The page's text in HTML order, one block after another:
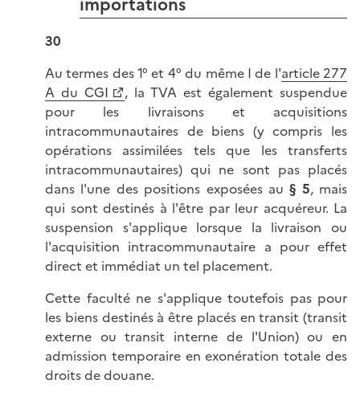
30
Au termes des 1° et 4° du même I de l'article 277
A du CGI
, la TVA est également suspendue
pour les livraisons et acquisitions
intracommunautaires de biens (y compris les
opérations assimilées tels que les transferts
intracommunautaires) qui ne sont pas placés
dans l'une des positions exposées au§ 5, mais
qui sont destinés à l'être par leur acquéreur. La
suspension s'applique lorsque la livraison ou
l'acquisition intracommunautaire a pour effet
direct et immédiat un tel placement.
Cette faculté ne s'applique toutefois pas pour
les biens destinés à être placés en transit (transit
externe ou transit interne de l'Union) ou en
admission temporaire en exonération totale des
droits de douane.